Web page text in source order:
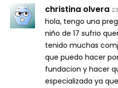
christina olvera
hola, tengo una
niño de 17 sufrio
tenido muchas
que puedo hacer
fundacion y hacer
especializada ya